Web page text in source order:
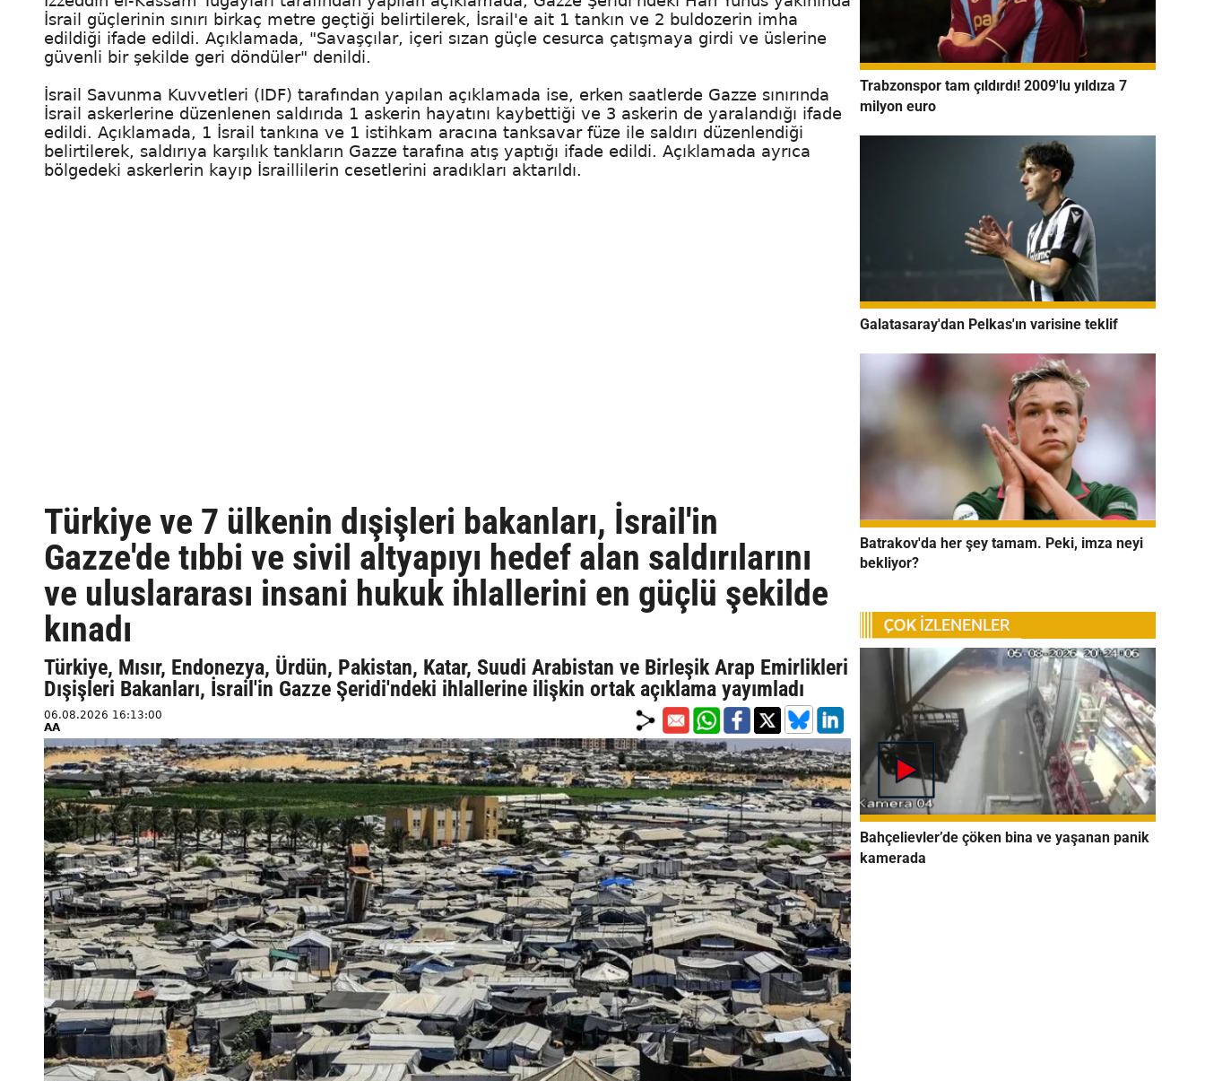
İsrail güçlerinin sınırı birkaç metre geçtiği belirtilerek, İsrail'e ait 1 tankın ve 2 buldozerin imha
edildiği ifade edildi. Açıklamada, "Savaşçılar, içeri sızan güçle cesurca çatışmaya girdi ve üslerine
güvenli bir şekilde geri döndüler" denildi.
İsrail Savunma Kuvvetleri (IDF) tarafından yapılan açıklamada ise, erken saatlerde Gazze sınırında
İsrail askerlerine düzenlenen saldırıda 1 askerin hayatını kaybettiği ve 3 askerin de yaralandığı ifade
edildi. Açıklamada, 1 İsrail tankına ve 1 istihkam aracına tanksavar füze ile saldırı düzenlendiği
belirtilerek, saldırıya karşılık tankların Gazze tarafına atış yaptığı ifade edildi. Açıklamada ayrıca
bölgedeki askerlerin kayıp İsraillilerin cesetlerini aradıkları aktarıldı.
Türkiye ve 7 ülkenin dışişleri bakanları, İsrail'in
Gazze'de tıbbi ve sivil altyapıyı hedef alan saldırılarını
ve uluslararası insani hukuk ihlallerini en güçlü şekilde
kınadı
Türkiye, Mısır, Endonezya, Ürdün, Pakistan, Katar, Suudi Arabistan ve Birleşik Arap Emirlikleri
Dışişleri Bakanları, İsrail'in Gazze Şeridi'ndeki ihlallerine ilişkin ortak açıklama yayımladı
06.08.2026 16:13:00
AA
Trabzonspor tam çıldırdı! 2009'lu yıldıza 7
milyon euro
Galatasaray'dan Pelkas'ın varisine teklif
Batrakov'da her şey tamam. Peki, imza neyi
bekliyor?
Bahçelievler’de çöken bina ve yaşanan panik
kamerada